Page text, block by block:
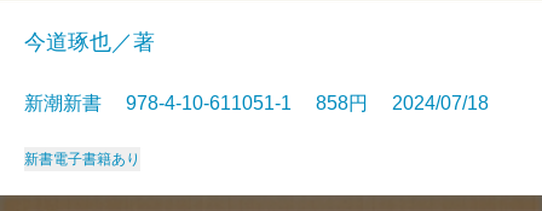
今道琢也／著
新潮新書 978-4-10-611051-1 858円 2024/07/18
新書電子書籍あり